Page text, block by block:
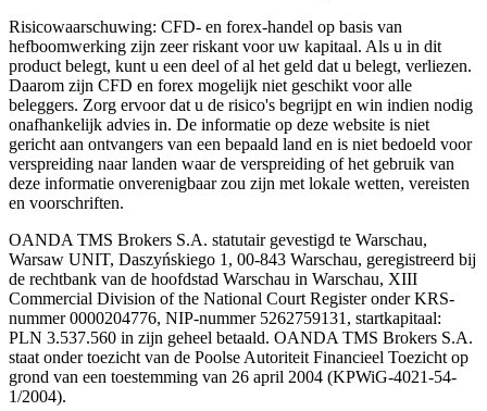
Risicowaarschuwing: CFD- en forex-handel op basis van
hefboomwerking zijn zeer riskant voor uw kapitaal. Als u in dit
product belegt, kunt u een deel of al het geld dat u belegt, verliezen.
Daarom zijn CFD en forex mogelijk niet geschikt voor alle
beleggers. Zorg ervoor dat u de risico's begrijpt en win indien nodig
onafhankelijk advies in. De informatie op deze website is niet
gericht aan ontvangers van een bepaald land en is niet bedoeld voor
verspreiding naar landen waar de verspreiding of het gebruik van
deze informatie onverenigbaar zou zijn met lokale wetten, vereisten
en voorschriften.
OANDA TMS Brokers S.A. statutair gevestigd te Warschau,
Warsaw UNIT, Daszyńskiego 1, 00-843 Warschau, geregistreerd bij
de rechtbank van de hoofdstad Warschau in Warschau, XIII
Commercial Division of the National Court Register onder KRS-
nummer 0000204776, NIP-nummer 5262759131, startkapitaal:
PLN 3.537.560 in zijn geheel betaald. OANDA TMS Brokers S.A.
staat onder toezicht van de Poolse Autoriteit Financieel Toezicht op
grond van een toestemming van 26 april 2004 (KPWiG-4021-54-
1/2004).